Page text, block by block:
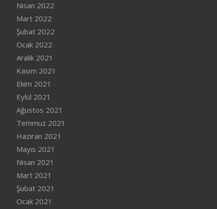
Nisan 2022
Mart 2022
Şubat 2022
Ocak 2022
Aralık 2021
Kasım 2021
Ekim 2021
Eylül 2021
Ağustos 2021
Temmuz 2021
Haziran 2021
Mayıs 2021
Nisan 2021
Mart 2021
Şubat 2021
Ocak 2021